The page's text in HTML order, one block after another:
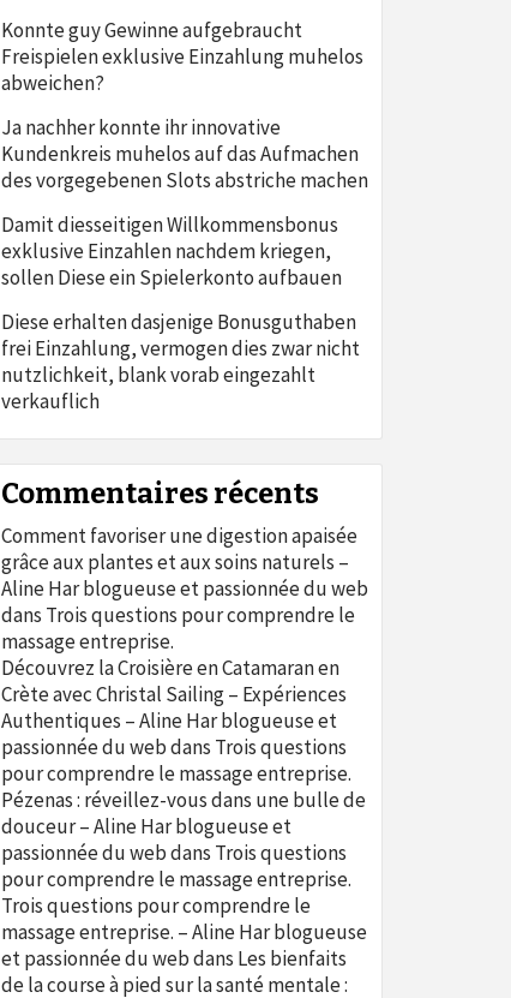
Konnte guy Gewinne aufgebraucht
Freispielen exklusive Einzahlung muhelos
abweichen?
Ja nachher konnte ihr innovative
Kundenkreis muhelos auf das Aufmachen
des vorgegebenen Slots abstriche machen
Damit diesseitigen Willkommensbonus
exklusive Einzahlen nachdem kriegen,
sollen Diese ein Spielerkonto aufbauen
Diese erhalten dasjenige Bonusguthaben
frei Einzahlung, vermogen dies zwar nicht
nutzlichkeit, blank vorab eingezahlt
verkauflich
Commentaires récents
Comment favoriser une digestion apaisée
grâce aux plantes et aux soins naturels –
Aline Har blogueuse et passionnée du web
dans Trois questions pour comprendre le
massage entreprise.
Découvrez la Croisière en Catamaran en
Crète avec Christal Sailing – Expériences
Authentiques – Aline Har blogueuse et
passionnée du webdans Trois questions
pour comprendre le massage entreprise.
Pézenas : réveillez-vous dans une bulle de
douceur – Aline Har blogueuse et
passionnée du webdans Trois questions
pour comprendre le massage entreprise.
Trois questions pour comprendre le
massage entreprise. – Aline Har blogueuse
et passionnée du webdans Les bienfaits
de la course à pied sur la santé mentale :